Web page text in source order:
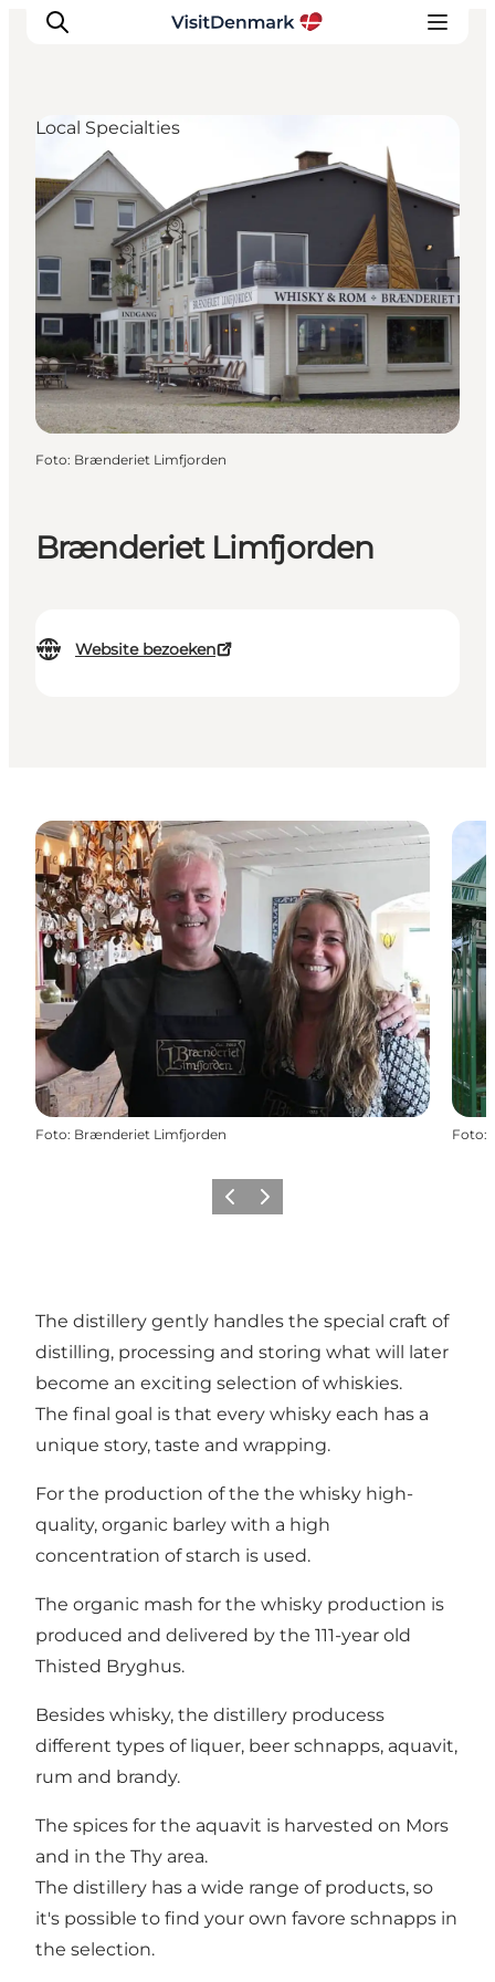
Inspiratie
Bestemmingen
Wat te doen
Accommodaties
Plan je reis
Brænderiet Limfjorden
Website bezoeken
Local Specialties
Foto: Brænderiet Limfjorden
Foto: Brænderiet Limfjorden Foto:
Vorige Volgende
The distillery gently handles the special craft of
distilling, processing and storing what will later
become an exciting selection of whiskies.
The final goal is that every whisky each has a
unique story, taste and wrapping.
For the production of the the whisky high-
quality, organic barley with a high
concentration of starch is used.
The organic mash for the whisky production is
produced and delivered by the 111-year old
Thisted Bryghus.
Besides whisky, the distillery producess
different types of liquer, beer schnapps, aquavit,
rum and brandy.
The spices for the aquavit is harvested on Mors
and in the Thy area.
The distillery has a wide range of products, so
it's possible to find your own favore schnapps in
the selection.